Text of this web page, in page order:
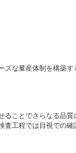
な量産体制を構築
ことでさらなる品質
工程では目視での